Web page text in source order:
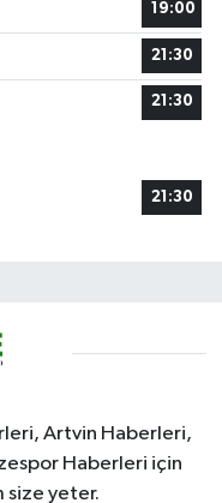
19:00
21:30
21:30
21:30
Artvin Haberleri,
Haberleri için
yeter.